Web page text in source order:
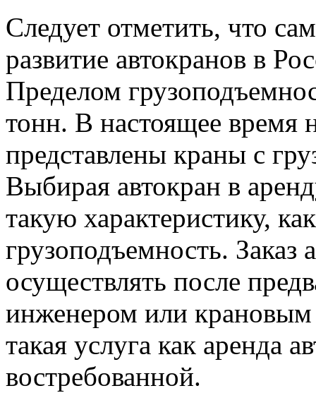
Следует отметить, что
развитие автокранов в
Пределом
тонн. В настоящее время
представлены краны с
Выбирая автокран в
такую характеристику,
грузоподъемность. Заказ
осуществлять после
инженером или
такая услуга как аренда
востребованной.